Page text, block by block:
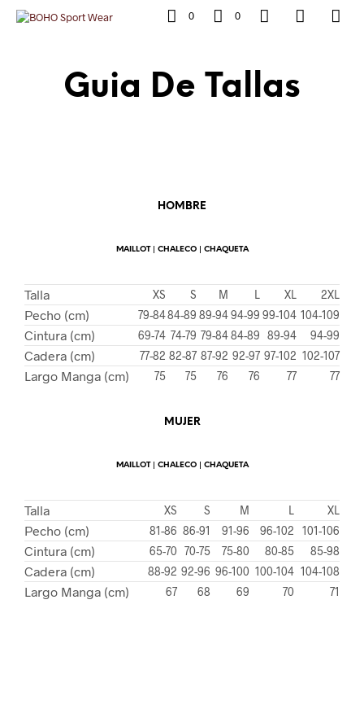
0 0
Guia De Tallas
HOMBRE
MAILLOT | CHALECO | CHAQUETA
Talla XS S M L XL 2XL
Pecho (cm) 79-8484-89 89-9494-99 99-104 104-109
Cintura (cm) 69-74 74-79 79-8484-89 89-94 94-99
Cadera (cm) 77-82 82-87 87-92 92-97 97-102 102-107
Largo Manga (cm) 75 75 76 76 77 77
MUJER
MAILLOT | CHALECO | CHAQUETA
Talla XS S M L XL
Pecho (cm) 81-86 86-91 91-96 96-102 101-106
Cintura (cm) 65-70 70-75 75-80 80-85 85-98
Cadera (cm) 88-92 92-96 96-100 100-104 104-108
Largo Manga (cm) 67 68 69 70 71